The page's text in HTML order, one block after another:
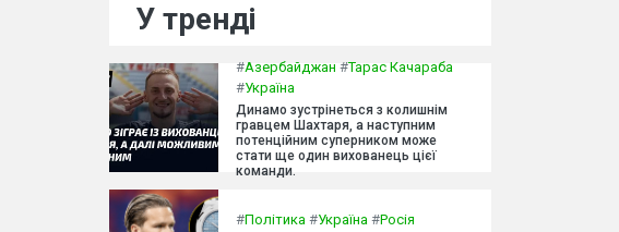
У тренді
#Азербайджан #Тарас Качараба
#Україна
Динамо зустрінеться з колишнім
гравцем Шахтаря, а наступним
потенційним суперником може
стати ще один вихованець цієї
команди.
#Політика #Україна #Росія